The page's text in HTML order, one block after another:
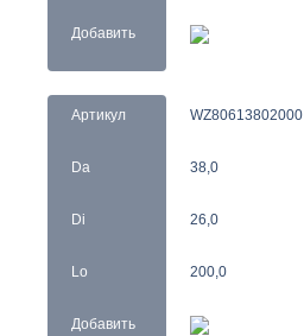
Добавить
Артикул
Da
Di
Lo
Добавить
WZ80613802000
38,0
26,0
200,0